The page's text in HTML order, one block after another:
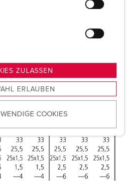
ZULASSEN
ERLAUBEN
COOKIES